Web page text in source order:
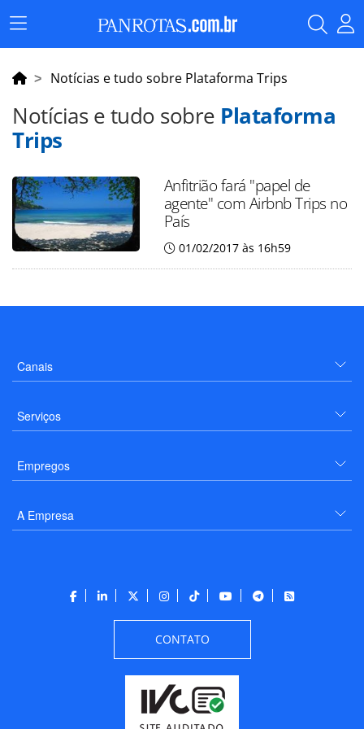
Menu
Principal
Notícias e tudo sobre Plataforma Trips
Notícias e tudo sobre Plataforma
Trips
Anfitrião fará "papel de
agente" com Airbnb Trips no
País
01/02/2017 às 16h59
Canais
Serviços
Empregos
A Empresa
CONTATO